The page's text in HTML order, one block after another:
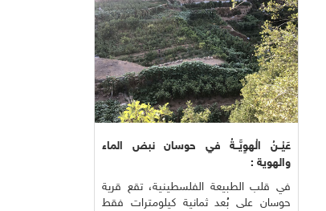
عَيْــنُ الْهوِيَّــةُ في حوسان نبض الماء
والهوية :
في قلب الطبيعة الفلسطينية، تقع قرية
حوسان على بُعد ثمانية كيلومترات فقط